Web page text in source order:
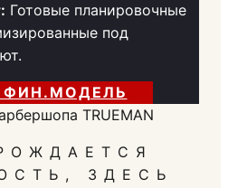
Готовые планировочные
под
ФИН.МОДЕЛЬ
ЗДЕСЬ